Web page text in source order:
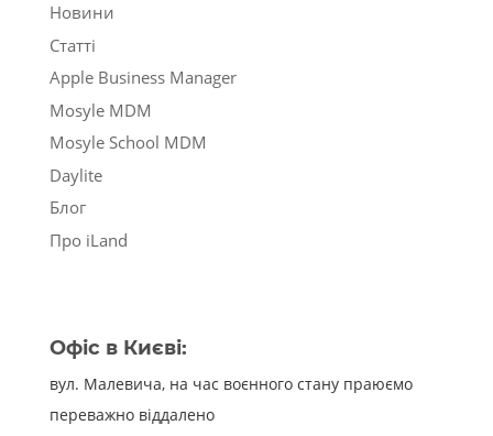
Новини
Статті
Apple Business Manager
Mosyle MDM
Mosyle School MDM
Daylite
Блог
Про iLand
Офіс в Києві:
вул. Малевича, на час воєнного стану праюємо
переважно віддалено